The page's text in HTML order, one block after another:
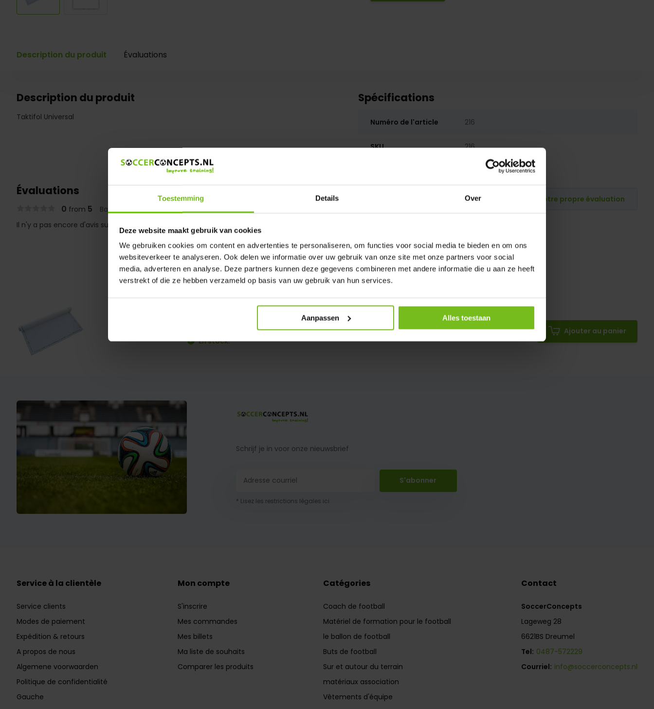
Toestemming Details Over
Deze website maakt gebruik van cookies
We gebruiken cookies om content en advertenties te personaliseren, om functies voor social media te bieden en om ons
websiteverkeer te analyseren. Ook delen we informatie over uw gebruik van onze site met onze partners voor social
media, adverteren en analyse. Deze partners kunnen deze gegevens combineren met andere informatie die u aan ze heeft
verstrekt of die ze hebben verzameld op basis van uw gebruik van hun services.
Aanpassen Alles toestaan
Description du produit Évaluations
Description du produit
Taktifol Universal
Spécifications
Numéro de l'article 216
SKU 216
Évaluations
0 from 5 Based on 0 reviews
Publiez votre propre évaluation
Il n'y a pas encore d'avis sur ce produit..
Taktifol Universal
En stock:
Ajouter au panier
Schrijf je in voor onze nieuwsbrief
S'abonner
* Lisez les restrictions légales ici
Service à la clientèle
Service clients
Modes de paiement
Expédition & retours
A propos de nous
Algemene voorwaarden
Politique de confidentialité
Gauche
Mon compte
S'inscrire
Mes commandes
Mes billets
Ma liste de souhaits
Comparer les produits
Catégories
Coach de football
Matériel de formation pour le football
le ballon de football
Buts de football
Sur et autour du terrain
matériaux association
Vêtements d'équipe
Contact
SoccerConcepts
Lageweg 28
6621BS Dreumel
Tel: 0487-572229
Courriel: info@soccerconcepts.nl